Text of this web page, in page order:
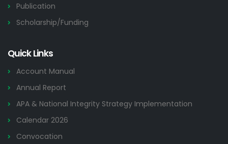
Publication
Scholarship/Funding
Quick Links
Account Manual
Annual Report
APA & National Integrity Strategy Implementation
Calendar 2026
Convocation